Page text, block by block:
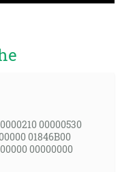
00000530
01846B00
00000000